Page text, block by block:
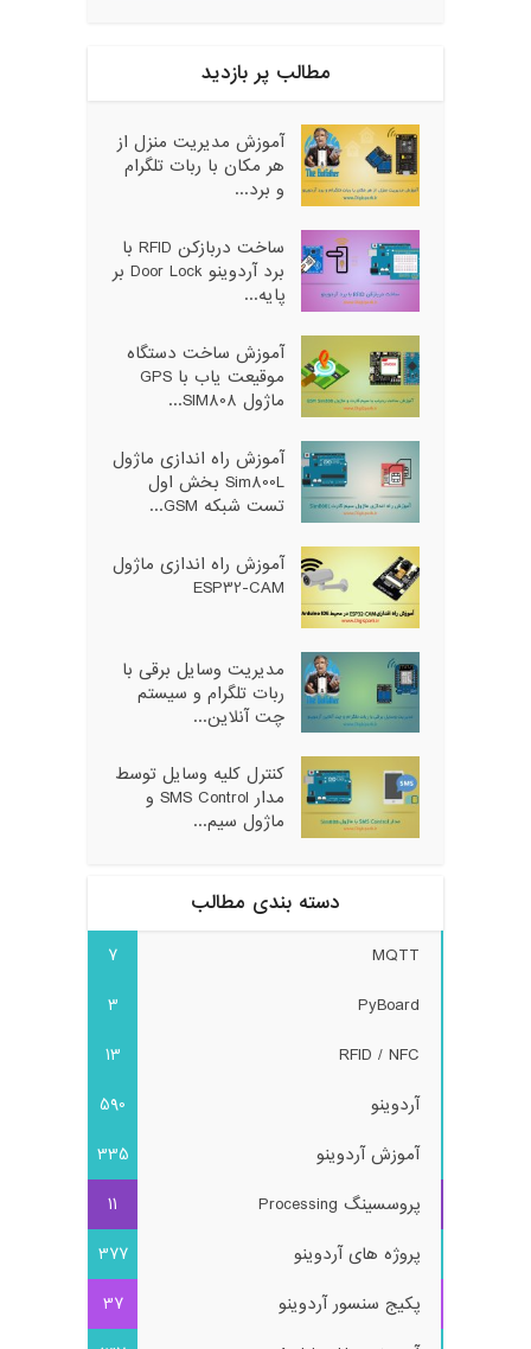
مطالب پر بازدید
آموزش مدیریت منزل از
هر مکان با ربات تلگرام
و برد...
ساخت دربازکن RFID با
برد آردوینو Door Lock بر
پایه...
آموزش ساخت دستگاه
موقیعت یاب با GPS
ماژول SIM808...
آموزش راه اندازی ماژول
Sim800L بخش اول
تست شبکه GSM...
آموزش راه اندازی ماژول
ESP32-CAM
مدیریت وسایل برقی با
ربات تلگرام و سیستم
چت آنلاین...
کنترل کلیه وسایل توسط
مدار SMS Control و
ماژول سیم...
دسته بندی مطالب
MQTT
7
PyBoard
3
RFID / NFC
13
آردوینو
590
آموزش آردوینو
335
پروسسینگ Processing
11
پروژه های آردوینو
377
پکیج سنسور آردوینو
37